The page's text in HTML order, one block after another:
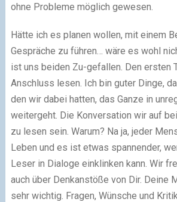
ohne Probleme möglich gewesen.
Hätte ich es planen wollen, mit einem
Gespräche zu führen… wäre es wohl
ist uns beiden Zu-gefallen. Den ersten
Anschluss lesen. Ich bin guter Dinge,
den wir dabei hatten, das Ganze in
weitergeht. Die Konversation wir auf
zu lesen sein. Warum? Na ja, jeder
Leben und es ist etwas spannender,
Leser in Dialoge einklinken kann. Wir
auch über Denkanstöße von Dir. Deine
sehr wichtig. Fragen, Wünsche und